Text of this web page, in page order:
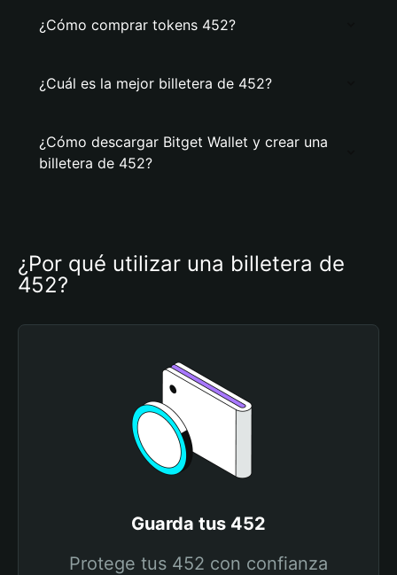
¿Cómo comprar tokens 452?
¿Cuál es la mejor billetera de 452?
¿Cómo descargar Bitget Wallet y crear una
billetera de 452?
¿Por qué utilizar una billetera de
452?
Guarda tus 452
Protege tus 452 con confianza